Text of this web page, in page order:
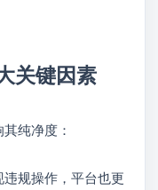
关键因素
纯净度：
规操作，平台也更